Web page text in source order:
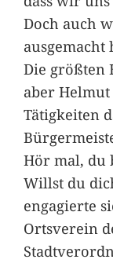
Doch auch
ausgemacht
Die größten
aber
Tätigkeiten
Hör mal, du
Willst du
engagierte
Ortsverein